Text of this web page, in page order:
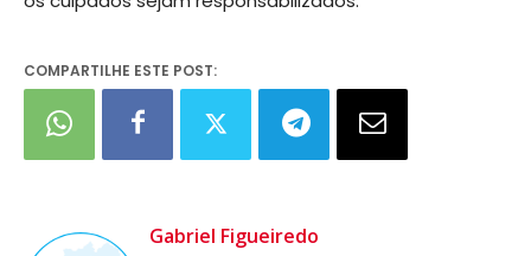
COMPARTILHE ESTE POST:
Gabriel Figueiredo